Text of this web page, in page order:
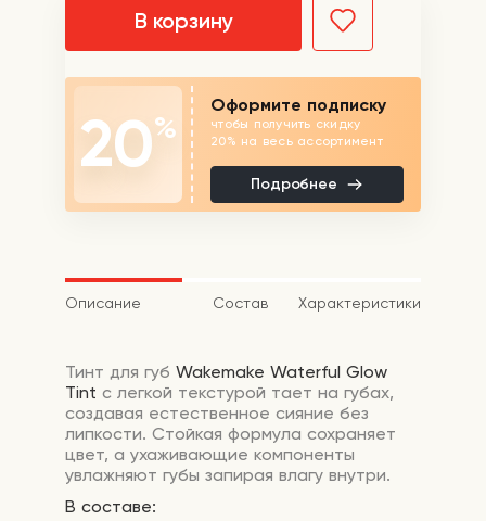
В корзину
20%
Оформите подписку
чтобы получить скидку
20% на весь ассортимент
Подробнее
Описание Состав Характеристики
Тинт для губ Wakemake Waterful Glow
Tint с легкой текстурой тает на губах,
создавая естественное сияние без
липкости. Стойкая формула сохраняет
цвет, а ухаживающие компоненты
увлажняют губы запирая влагу внутри.
В составе: